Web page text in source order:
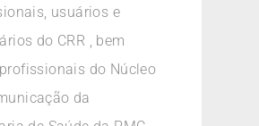
usuários e
do CRR , bem
do Núcleo
da